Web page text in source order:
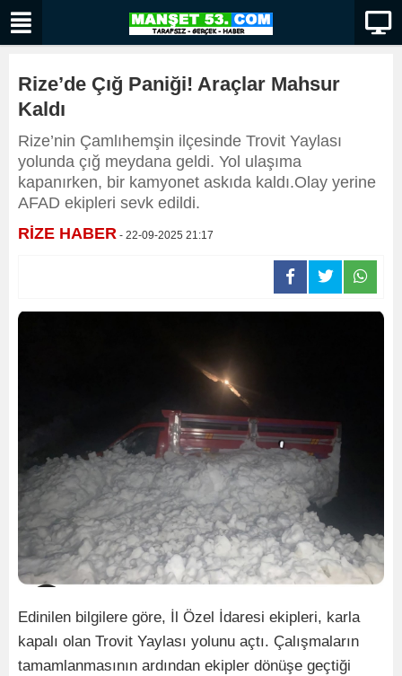
Rize’de Çığ Paniği! Araçlar Mahsur
Kaldı
Rize’nin Çamlıhemşin ilçesinde Trovit Yaylası
yolunda çığ meydana geldi. Yol ulaşıma
kapanırken, bir kamyonet askıda kaldı.Olay yerine
AFAD ekipleri sevk edildi.
RİZE HABER - 22-09-2025 21:17
Edinilen bilgilere göre, İl Özel İdaresi ekipleri, karla
kapalı olan Trovit Yaylası yolunu açtı. Çalışmaların
tamamlanmasının ardından ekipler dönüşe geçtiği